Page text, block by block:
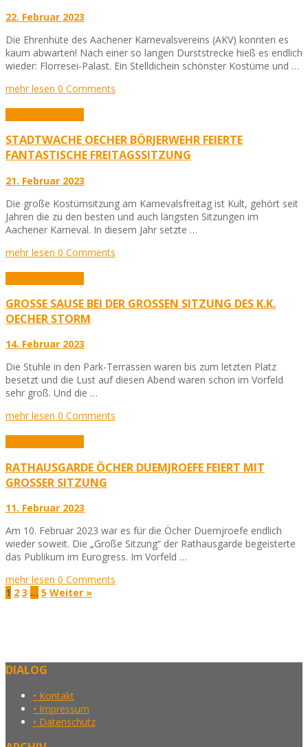
22. Februar 2023
Die Ehrenhüte des Aachener Karnevalsvereins (AKV) konnten es
kaum abwarten! Nach einer so langen Durststrecke hieß es endlich
wieder: Florresei-Palast. Ein Stelldichein schönster Kostüme und …
mehr lesen 0 Comments
STADTWACHE OECHER BÖRJERWEHR FEIERTE
FANTASTISCHE FREITAGSSITZUNG
21. Februar 2023
Die große Kostümsitzung am Karnevalsfreitag ist Kult, gehört seit
Jahren die zu den besten und auch längsten Sitzungen im
Aachener Karneval. In diesem Jahr setzte …
mehr lesen 0 Comments
GROSSE SAUSE BEI DER GROSSEN SITZUNG DES K.K. OE
CHER STORM
14. Februar 2023
Die Stühle in den Park-Terrassen waren bis zum letzten Platz
besetzt und die Lust auf diesen Abend waren schon im Vorfeld
sehr groß. Und die …
mehr lesen 0 Comments
RATHAUSGARDE ÖCHER DUEMJROEFE FEIERT MIT
GROSSER SITZUNG
11. Februar 2023
Am 10. Februar 2023 war es für die Öcher Duemjroefe endlich
wieder soweit. Die „Große Sitzung“ der Rathausgarde begeisterte
das Publikum im Eurogress. Im Vorfeld …
mehr lesen 0 Comments
1 2 3 … 5 Weiter »
DIALOG
• Kontakt
• Impressum
• Datenschutz